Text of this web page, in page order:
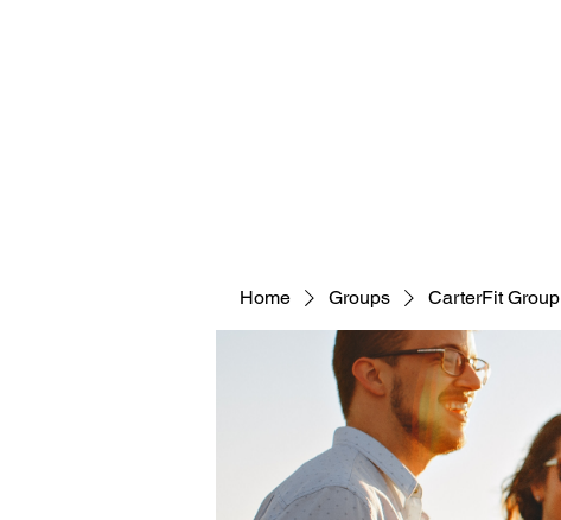
Home Groups CarterFit Group